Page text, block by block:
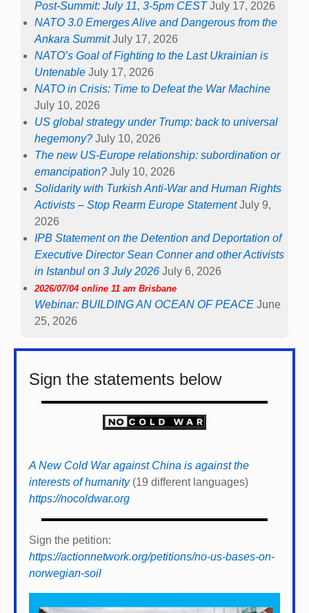
Post-Summit: July 11, 3-5pm CEST July 17, 2026
NATO 3.0 Emerges Alive and Dangerous from the
Ankara Summit July 17, 2026
NATO’s Goal of Fighting to the Last Ukrainian is
Untenable July 17, 2026
NATO in Crisis: Time to Defeat the War Machine
July 10, 2026
US global strategy under Trump: back to universal
hegemony? July 10, 2026
The new US-Europe relationship: subordination or
emancipation? July 10, 2026
Solidarity with Turkish Anti-War and Human Rights
Activists – Stop Rearm Europe Statement July 9,
2026
IPB Statement on the Detention and Deportation of
Executive Director Sean Conner and other Activists
in Istanbul on 3 July 2026 July 6, 2026
2026/07/04 online 11 am Brisbane
Webinar: BUILDING AN OCEAN OF PEACE June
25, 2026
Sign the statements below
A New Cold War against China is against the
interests of humanity(19 different languages)
https://nocoldwar.org
Sign the petition:
https://actionnetwork.org/petitions/no-us-bases-on-
norwegian-soil